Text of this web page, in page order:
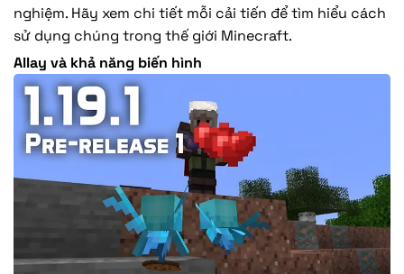
nghiệm. Hãy xem chi tiết mỗi cải tiến để tìm hiểu cách
sử dụng chúng trong thế giới Minecraft.
Allay và khả năng biến hình